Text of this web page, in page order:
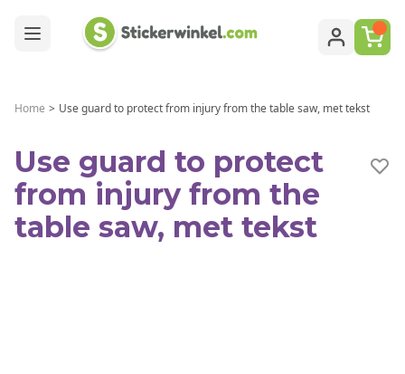
Home > Use guard to protect from injury from the table saw, met tekst
Use guard to protect
from injury from the
table saw, met tekst